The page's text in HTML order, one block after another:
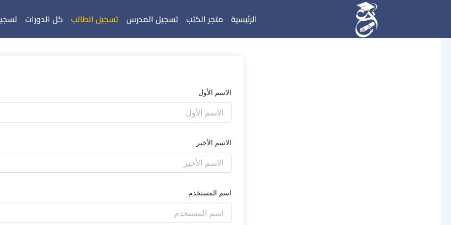
الرئيسية متجر الكتب تسجيل المدرس تسجيل الطالب كل الدورات
الاسم الأول
الاسم الأخير
اسم المستخدم